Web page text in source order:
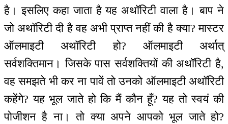
है। इसलिए कहा जाता है यह अथॉरिटी वाला है। बाप ने
जो अथॉरिटी दी है वह अभी प्राप्त नहीं की है क्या? मास्टर
ऑलमाइटी अथॉरिटी हो? ऑलमाइटी अर्थात्
सर्वशक्तिमान। जिसके पास सर्वशक्तियों की अथॉरिटी है,
वह समझते भी कर ना पावें तो उनको ऑलमाइटी अथॉरिटी
कहेंगे? यह भूल जाते हो कि मैं कौन हूँ? यह तो स्वयं की
पोजीशन है ना। तो क्या अपने आपको भूल जाते हो?